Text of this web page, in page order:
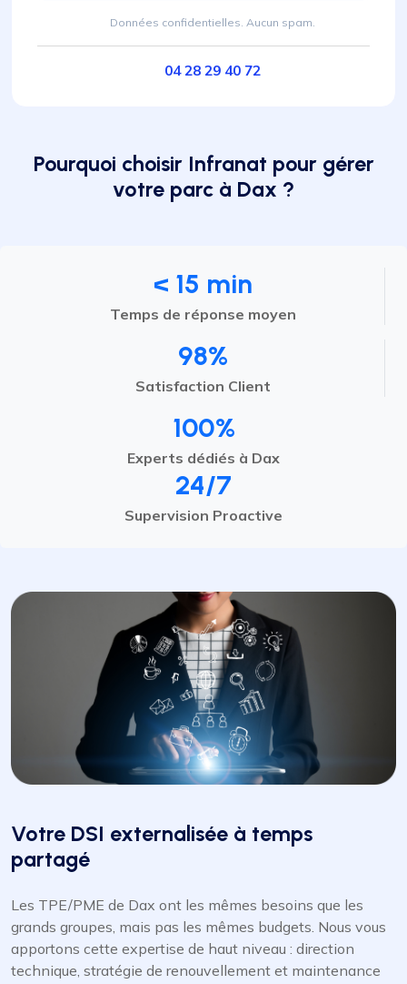
Données confidentielles. Aucun spam.
04 28 29 40 72
Pourquoi choisir Infranat pour gérer
votre parc à Dax ?
< 15 min
Temps de réponse moyen
98%
Satisfaction Client
100%
Experts dédiés à Dax
24/7
Supervision Proactive
Votre DSI externalisée à temps
partagé
Les TPE/PME de Dax ont les mêmes besoins que les
grands groupes, mais pas les mêmes budgets. Nous vous
apportons cette expertise de haut niveau : direction
technique, stratégie de renouvellement et maintenance